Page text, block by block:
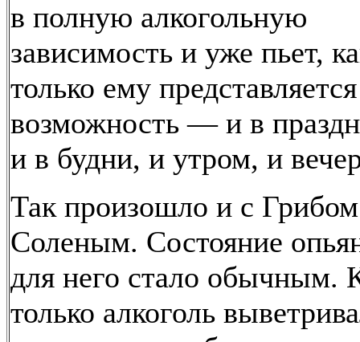
в полную алкогольную
зависимость и уже пьет,
только ему представляется
возможность — и в
и в будни, и утром, и
Так произошло и с Грибом
Соленым. Состояние
для него стало обычным.
только алкоголь